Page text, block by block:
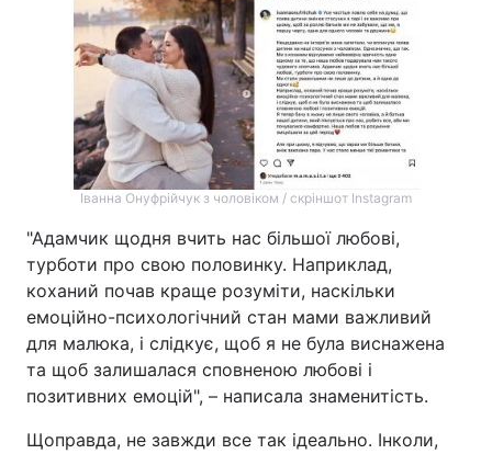
Іванна Онуфрійчук з чоловіком / скріншот Instagram
"Адамчик щодня вчить нас більшої любові,
турботи про свою половинку. Наприклад,
коханий почав краще розуміти, наскільки
емоційно-психологічний стан мами важливий
для малюка, і слідкує, щоб я не була виснажена
та щоб залишалася сповненою любові і
позитивних емоцій", – написала знаменитість.
Щоправда, не завжди все так ідеально. Інколи,